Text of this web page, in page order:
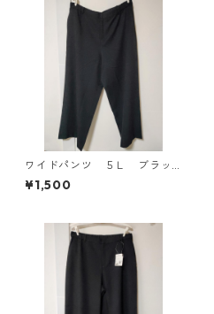
ワイドパンツ ５Ｌ ブラッ
ク KAE-4725
¥1,500